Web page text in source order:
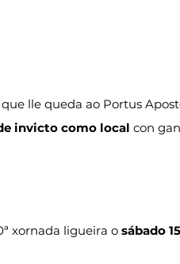
que lle queda ao Portus
invicto como local con
xornada ligueira o sábado